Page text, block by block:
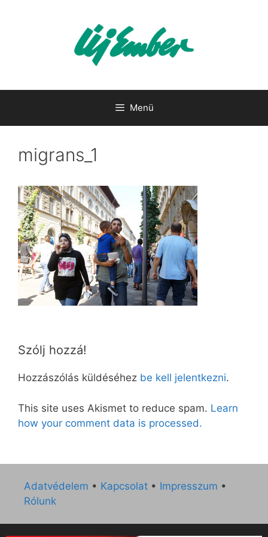
Menü
migrans_1
Szólj hozzá!
Hozzászólás küldéséhez be kell jelentkezni.
This site uses Akismet to reduce spam. Learn
how your comment data is processed.
Adatvédelem • Kapcsolat • Impresszum •
Rólunk